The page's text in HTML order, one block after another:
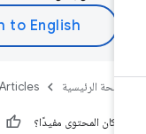
الرئيسية Articles
كان المحتوى مفيدًا؟